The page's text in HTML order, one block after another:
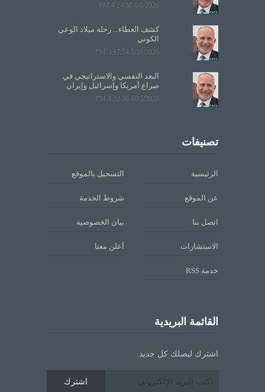
6/6/2026 4:24:58 PM
كشف الغطاء... رحلة ميلاد الوعي
الكوني
5/10/2026 3:17:54 PM
البعد النفسي والاستراتيجي في
صراع أمريكا وإسرائيل وإيران
4/15/2026 4:32:56 PM
تصنيفات
الرئيسية التسجيل بالموقع
عن الموقع شروط الخدمة
اتصل بنا بيان الخصوصية
الاستشارات أعلن معنا
خدمة RSS
القائمة البريدية
اشترك ليصلك كل جديد.
اشترك